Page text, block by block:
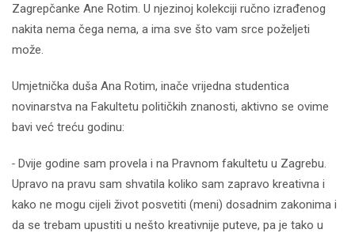
Zagrepčanke Ane Rotim. U njezinoj kolekciji ručno izrađenog
nakita nema čega nema, a ima sve što vam srce poželjeti
može.
Umjetnička duša Ana Rotim, inače vrijedna studentica
novinarstva na Fakultetu političkih znanosti, aktivno se ovime
bavi već treću godinu:
- Dvije godine sam provela i na Pravnom fakultetu u Zagrebu.
Upravo na pravu sam shvatila koliko sam zapravo kreativna i
kako ne mogu cijeli život posvetiti (meni) dosadnim zakonima i
da se trebam upustiti u nešto kreativnije puteve, pa je tako u